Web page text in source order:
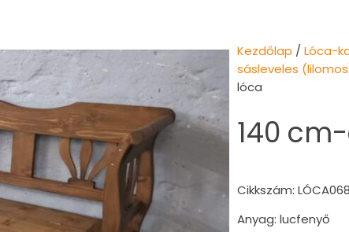
Kezdőlap / Lóca-
sásleveles
lóca
140
Cikkszám: LÓCA068
Anyag: lucfenyő